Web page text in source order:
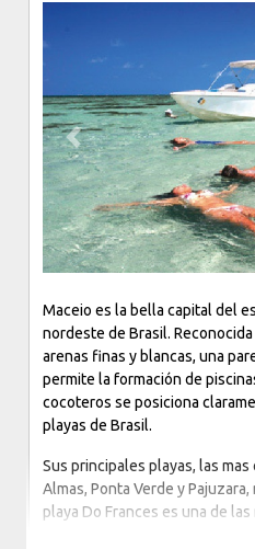
Previous
Maceio es la bella capital del
nordeste de Brasil.
arenas finas y blancas, una
permite la formación de
cocoteros se posiciona
playas de Brasil.
Sus principales playas, las
Almas, Ponta Verde y
playa Do Frances es una de las